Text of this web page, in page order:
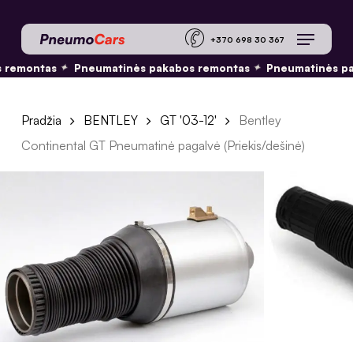
main
content
+370 698 30
Menu
✦ Pneumatinės pakabos remontas ✦ Pneumatinės
Pradžia BENTLEY GT '03-12'
Bentley
Continental GT Pneumatinė pagalvė (Priekis/dešinė)